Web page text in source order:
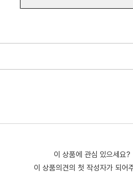
이 상품에 관심 있으세요?
이 상품의견의 첫 작성자가 되어